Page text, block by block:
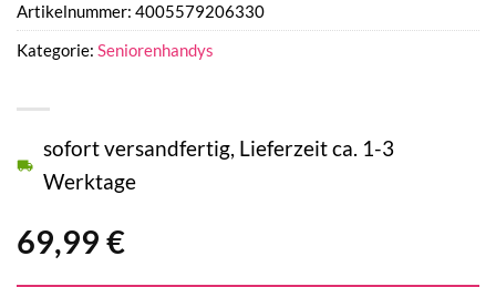
69,99 €
sofort versandfertig, Lieferzeit ca. 1-3
Werktage
Artikelnummer: 4005579206330
Kategorie: Seniorenhandys